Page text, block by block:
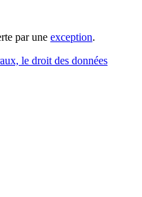
par une exception.
le droit des données